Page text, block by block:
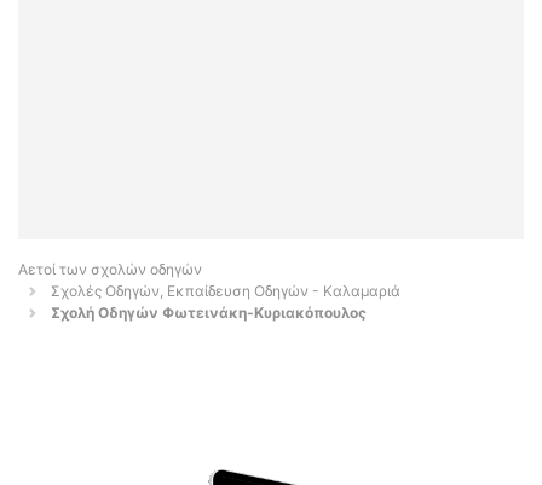
Αετοί των σχολών οδηγών
Σχολές Οδηγών, Εκπαίδευση Οδηγών - Καλαμαριά
Σχολή Οδηγών Φωτεινάκη-Κυριακόπουλος